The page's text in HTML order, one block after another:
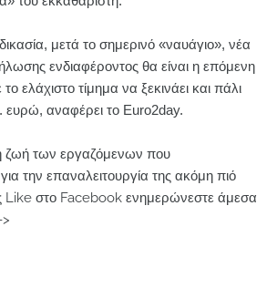
μετά το σημερινό «ναυάγιο», νέα
ενδιαφέροντος θα είναι η επόμενη
ελάχιστο τίμημα να ξεκινάει και πάλι
ευρώ, αναφέρει το Euro2day.
ζωή των εργαζόμενων που
την επαναλειτουργία της ακόμη πιό
Like στο Facebook ενημερώνεστε άμεσα